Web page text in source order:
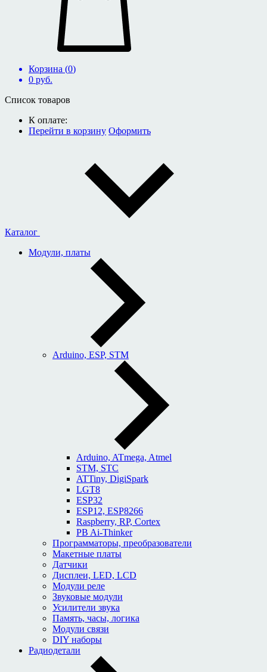
Корзина (0)
0 руб.
Список товаров
К оплате:
Перейти в корзину Оформить
Каталог
Модули, платы
Arduino, ESP, STM
Arduino, ATmega, Atmel
STM, STC
ATTiny, DigiSpark
LGT8
ESP32
ESP12, ESP8266
Raspberry, RP, Cortex
PB Ai-Thinker
Программаторы, преобразователи
Макетные платы
Датчики
Дисплеи, LED, LCD
Модули реле
Звуковые модули
Усилители звука
Память, часы, логика
Модули связи
DIY наборы
Радиодетали